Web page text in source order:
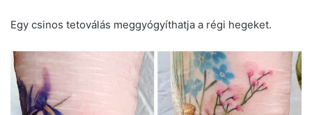
Egy csinos tetoválás meggyógyíthatja a régi hegeket.